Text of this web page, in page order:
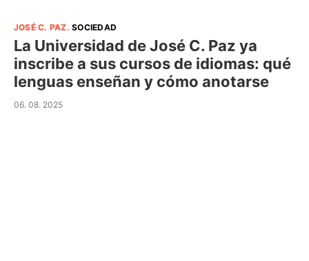
JOSÉ C. PAZ.SOCIEDAD
La Universidad de José C. Paz ya
inscribe a sus cursos de idiomas: qué
lenguas enseñan y cómo anotarse
06. 08. 2025